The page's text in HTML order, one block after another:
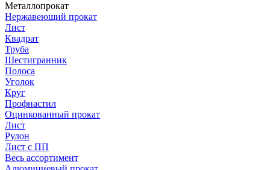
Металлопрокат
Нержавеющий прокат
Лист
Квадрат
Труба
Шестигранник
Полоса
Уголок
Круг
Профнастил
Оцинкованный прокат
Лист
Рулон
Лист с ПП
Весь ассортимент